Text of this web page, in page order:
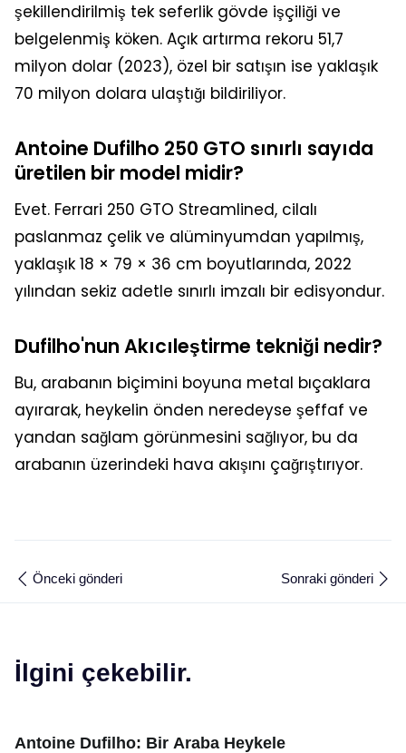
şekillendirilmiş tek seferlik gövde işçiliği ve
belgelenmiş köken. Açık artırma rekoru 51,7
milyon dolar (2023), özel bir satışın ise yaklaşık
70 milyon dolara ulaştığı bildiriliyor.
Antoine Dufilho 250 GTO sınırlı sayıda
üretilen bir model midir?
Evet. Ferrari 250 GTO Streamlined, cilalı
paslanmaz çelik ve alüminyumdan yapılmış,
yaklaşık 18 × 79 × 36 cm boyutlarında, 2022
yılından sekiz adetle sınırlı imzalı bir edisyondur.
Dufilho'nun Akıcıleştirme tekniği nedir?
Bu, arabanın biçimini boyuna metal bıçaklara
ayırarak, heykelin önden neredeyse şeffaf ve
yandan sağlam görünmesini sağlıyor, bu da
arabanın üzerindeki hava akışını çağrıştırıyor.
Önceki gönderi Sonraki gönderi
İlgini çekebilir.
Antoine Dufilho: Bir Araba Heykele